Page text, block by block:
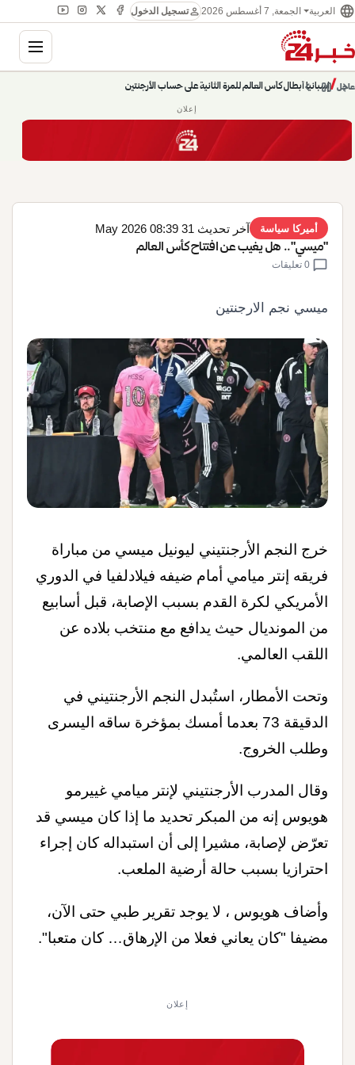
language العربية الجمعة, 7 أغسطس 2026 personتسجيل الدخول
عاجل/إسبانيا أبطال كأس العالم للمرة الثانية على حساب الأرجنتين chevron_right
pause
chevron_left
إعلان
أميركا سياسة آخر تحديث 31 May 2026 08:39
"ميسي".. هل يغيب عن افتتاح كأس العالم
chat_bubble
ميسي نجم الارجنتين
خرج النجم الأرجنتيني ليونيل ميسي من مباراة
فريقه إنتر ميامي أمام ضيفه فيلادلفيا في الدوري
الأمريكي لكرة القدم بسبب الإصابة، قبل أسابيع
من المونديال حيث يدافع مع منتخب بلاده عن
اللقب العالمي.
وتحت الأمطار، استُبدل النجم الأرجنتيني في
الدقيقة 73 بعدما أمسك بمؤخرة ساقه اليسرى
وطلب الخروج.
وقال المدرب الأرجنتيني لإنتر ميامي غييرمو
هويوس إنه من المبكر تحديد ما إذا كان ميسي قد
تعرّض لإصابة، مشيرا إلى أن استبداله كان إجراء
احترازيا بسبب حالة أرضية الملعب.
وأضاف هويوس ، لا يوجد تقرير طبي حتى الآن،
مضيفا "كان يعاني فعلا من الإرهاق… كان متعبا".
إعلان